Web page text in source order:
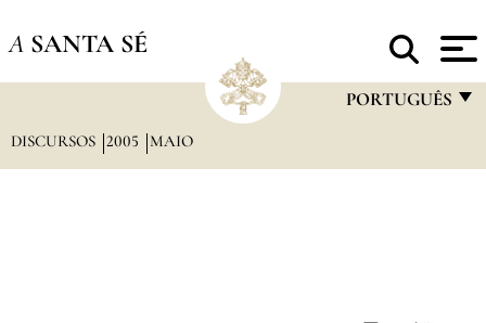
A SANTA SÉ
PORTUGUÊS
DISCURSOS 2005 MAIO